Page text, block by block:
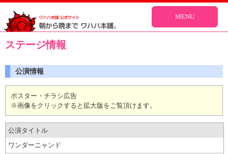
MENU
ステージ情報
公演情報
ポスター・チラシ広告
※画像をクリックすると拡大版をご覧頂けます。
公演タイトル
ワンダーニャンド